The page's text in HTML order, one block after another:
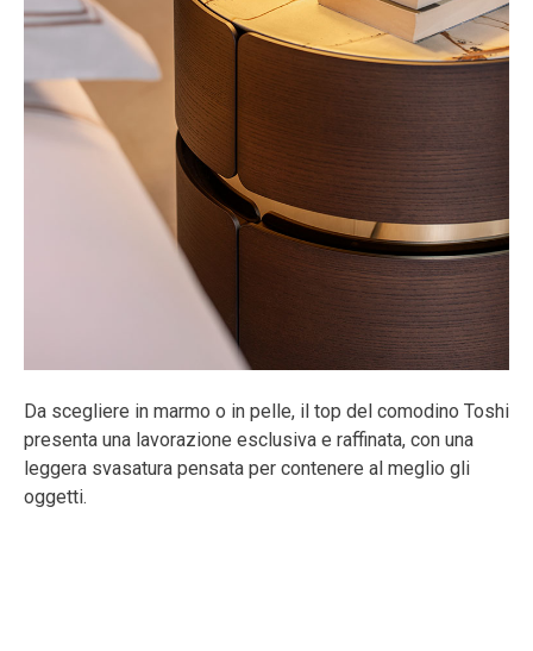
Da scegliere in marmo o in pelle, il top del comodino Toshi
presenta una lavorazione esclusiva e raffinata, con una
leggera svasatura pensata per contenere al meglio gli
oggetti.